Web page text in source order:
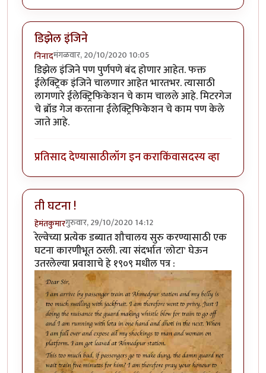
डिझेल इंजिने
निनादमंगळवार, 20/10/2020 10:05
डिझेल इंजिने पण पुर्णपणे बंद होणार आहेत. फक्त
ईलेक्ट्रिक इंजिने चालणार आहेत भारतभर. त्यासाठी
लागणारे ईलेक्ट्रिफिकेशन चे काम चालले आहे. मिटरगेज
चे ब्रॉड गेज करताना ईलेक्ट्रिफिकेशन चे काम पण केले
जाते आहे.
प्रतिसाद देण्यासाठीलॉग इन कराकिंवासदस्य व्हा
ती घटना !
हेमंतकुमारगुरुवार, 29/10/2020 14:12
रेल्वेच्या प्रत्येक डब्यात शौचालय सुरु करण्यासाठी एक
घटना कारणीभूत ठरली. त्या संदर्भात 'लोटा' घेऊन
उतरलेल्या प्रवाशाचे हे १९०९ मधील पत्र :